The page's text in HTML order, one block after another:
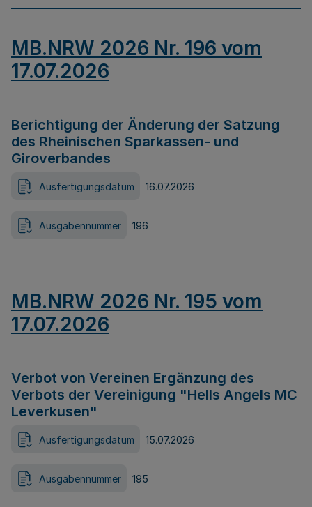
MB.NRW 2026 Nr. 196 vom
17.07.2026
Berichtigung der Änderung der Satzung
des Rheinischen Sparkassen- und
Giroverbandes
Ausfertigungsdatum 16.07.2026
Ausgabennummer 196
MB.NRW 2026 Nr. 195 vom
17.07.2026
Verbot von Vereinen Ergänzung des
Verbots der Vereinigung "Hells Angels MC
Leverkusen"
Ausfertigungsdatum 15.07.2026
Ausgabennummer 195